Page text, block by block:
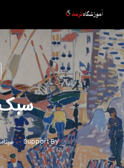
to
main
content
By
Support سپتامبر